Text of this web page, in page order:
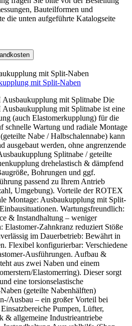
Bauteilformen und
die unten aufgeführte Katalogseite
mit Split-Naben
mit Splitnabe Die
mit Splitnabe ist eine
(auch Elastomerkupplung) für die
schnelle Wartung und radiale Montage
Nabe / Halbschalennabe) kann
ausgebaut werden, ohne angrenzende
Splitnabe / geteilte
drehelastisch & dämpfend
Bohrungen und ggf.
passend zu Ihrem Antrieb
Umgebung). Vorteile der ROTEX
Montage: Ausbaukupplung mit Split-
Wartungsfreundlich:
& Instandhaltung – weniger
Elastomer-Zahnkranz reduziert Stöße
im Dauerbetrieb: Bewährt in
Flexibel konfigurierbar: Verschiedene
Ausführungen. Aufbau &
aus zwei Naben und einem
Elastomerring). Dieser sorgt
eine torsionselastische
(geteilte Nabenhälften)
Ausbau – ein großer Vorteil bei
Pumpen, Lüfter,
& allgemeine Industrieantriebe